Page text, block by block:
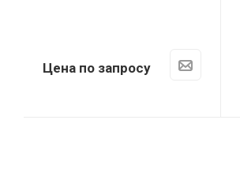
Цена по запросу